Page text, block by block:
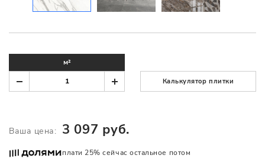
м²
Калькулятор плитки
Ваша цена: 3 097 руб.
плати 25% сейчас остальное потом